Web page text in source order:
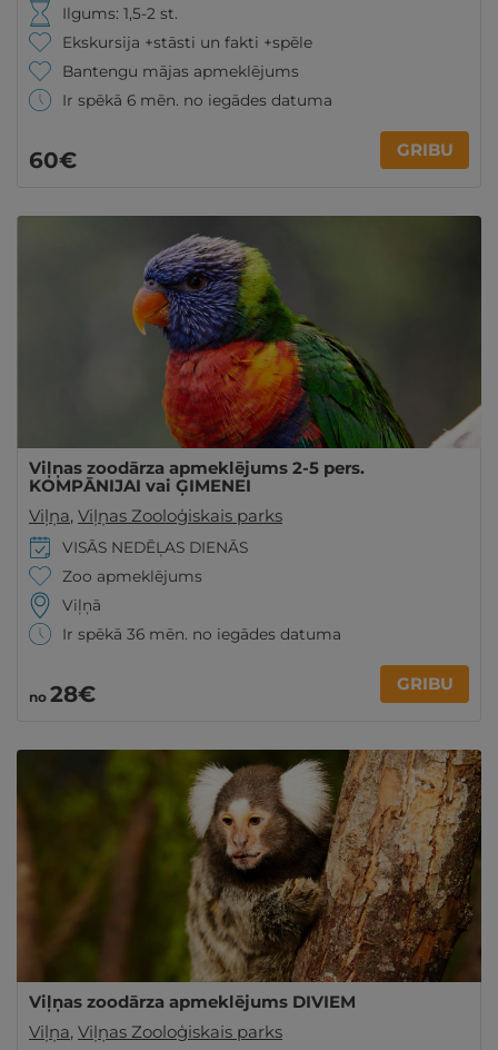
Ilgums: 1,5-2 st.
Ekskursija +stāsti un fakti +spēle
Bantengu mājas apmeklējums
Ir spēkā 6 mēn. no iegādes datuma
60€ GRIBU
Viļņas zoodārza apmeklējums 2-5 pers.
KOMPĀNIJAI vai ĢIMENEI
Viļņa, Viļņas Zooloģiskais parks
VISĀS NEDĒĻAS DIENĀS
Zoo apmeklējums
Viļņā
Ir spēkā 36 mēn. no iegādes datuma
no 28€ GRIBU
Viļņas zoodārza apmeklējums DIVIEM
Viļņa, Viļņas Zooloģiskais parks